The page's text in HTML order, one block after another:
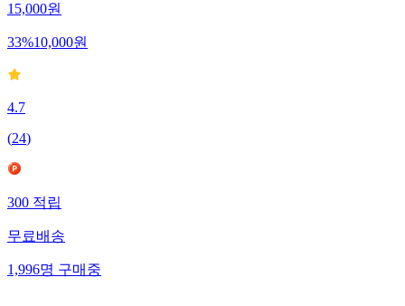
15,000원
33%10,000원
4.7
(24)
300 적립
무료배송
1,996명 구매중